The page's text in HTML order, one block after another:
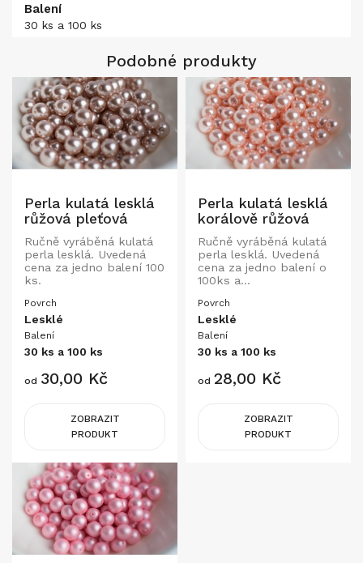
Balení
30 ks a 100 ks
Podobné produkty
Perla kulatá lesklá
růžová pleťová
Ručně vyráběná kulatá
perla lesklá. Uvedená
cena za jedno balení 100
ks.
Povrch
Lesklé
Balení
30 ks a 100 ks
Cena
od 30,00 Kč
ZOBRAZIT
PRODUKT
Perla kulatá lesklá
korálově růžová
Ručně vyráběná kulatá
perla lesklá. Uvedená
cena za jedno balení o
100ks a...
Povrch
Lesklé
Balení
30 ks a 100 ks
Cena
od 28,00 Kč
ZOBRAZIT
PRODUKT